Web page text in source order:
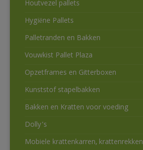
Houtvezel pallets
Hygiëne Pallets
Palletranden en Bakken
Vouwkist Pallet Plaza
Opzetframes en Gitterboxen
Kunststof stapelbakken
Bakken en Kratten voor voeding
Dolly’s
Mobiele krattenkarren, krattenrekken